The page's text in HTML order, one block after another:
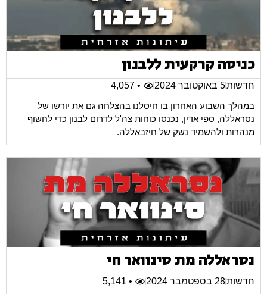
כניסה קרקעית ללבנון
חדשות5 באוקטובר 2024
• 4,057
במהלך השבוע האחרון בו חיסלנו בהצלחה גם את יורשו של
נסראללה, ספי אדין, נכנסו כוחות צה'ל לדרום לבנון כדי לחשוף
מנהרות ולהשמיד נשק של חיזבאללה.
נסראללה מת סינוואר חי
חדשות28 בספטמבר 2024
• 5,141